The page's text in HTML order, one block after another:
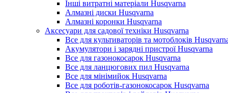
Інші витратні матеріали Husqvarna
Алмазні диски Husqvarna
Алмазні коронки Husqvarna
Аксесуари для садової техніки Husqvarna
Все для культиваторів та мотоблоків
Акумулятори і зарядні пристрої Husqvarna
Все для газонокосарок Husqvarna
Все для ланцюгових пил Husqvarna
Все для мінімийок Husqvarna
Все для роботів-газонокосарок Husqvarna